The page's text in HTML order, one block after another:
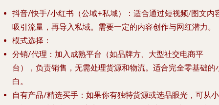
抖音/快手/小红书（公域+私域）
：适合通过短视频/图文内
吸引流量，再导入私域。需要一定的内容创作与网红潜力。
模式选择 ：
分销/代理 ：加入成熟平台（如品牌方、大型社交电商平
台），负责销售，无需处理货源和物流。适合完全零基础的
白。
自有产品/精选买手 ：如果你有独特货源或选品眼光，可从小